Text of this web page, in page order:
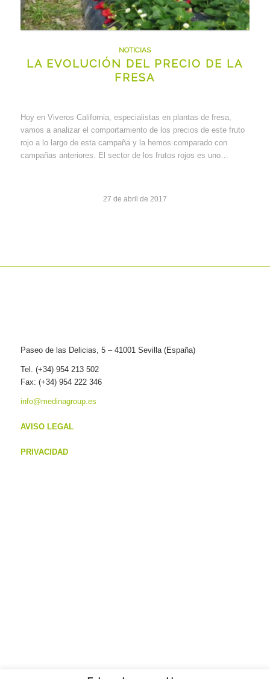
NOTICIAS
LA EVOLUCIÓN DEL PRECIO DE LA
FRESA
Hoy en Viveros California, especialistas en plantas de fresa,
vamos a analizar el comportamiento de los precios de este fruto
rojo a lo largo de esta campaña y la hemos comparado con
campañas anteriores. El sector de los frutos rojos es uno…
27 de abril de 2017
Paseo de las Delicias, 5 – 41001 Sevilla (España)
Tel. (+34) 954 213 502
Fax: (+34) 954 222 346
info@medinagroup.es
AVISO LEGAL
PRIVACIDAD